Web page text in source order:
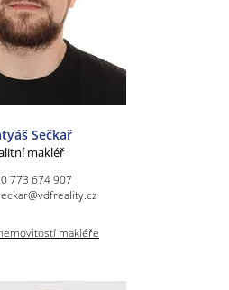
Sečkař
makléř
773 674 907
makléře